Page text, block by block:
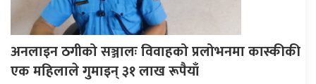
अनलाइन ठगीको सञ्जालः विवाहको प्रलोभनमा कास्कीकी
एक महिलाले गुमाइन् ३१ लाख रूपैयाँ